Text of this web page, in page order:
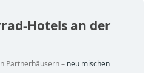
Hotels an der
Partnerhäusern – neu mischen